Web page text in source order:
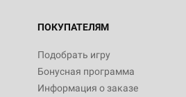
ПОКУПАТЕЛЯМ
Подобрать игру
Бонусная программа
Информация о заказе